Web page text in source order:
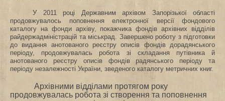
У 2011 році Державним архівом Запорізької області
продовжувалось поповнення електронної версії фондового
каталогу на фонди архіву, покажчика фондів архівних відділів
райдержадміністрацій та міськрад. Завершено роботу з підготовки
до видання анотованого реєстру описів фондів дорадянського
періоду, продовжувалась робота зі складання путівника й
анотованого реєстру описів фондів радянського періоду та
періоду незалежності України, зведеного каталогу метричних книг.
Архівними відділами протягом року
продовжувалась робота зі створення та поповнення